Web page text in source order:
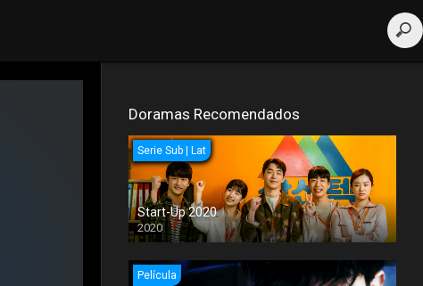
Doramas Recomendados
Serie Sub | Lat
Start-Up 2020
2020
Película